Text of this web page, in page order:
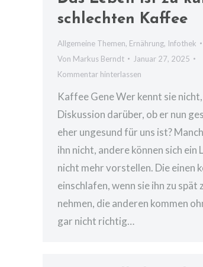
schlechten Kaffee
Allgemeine Themen, Ernährung, Infothek
Von Markus Berndt
Januar 27, 2025
Kommentar hinterlassen
Kaffee Gene Wer kennt sie
Diskussion darüber, ob er nun
eher ungesund für uns ist?
ihn nicht, andere können sich ein
nicht mehr vorstellen. Die einen
einschlafen, wenn sie ihn zu spät
nehmen, die anderen kommen
gar nicht richtig…